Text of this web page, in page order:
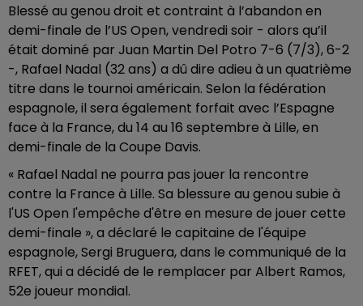
Blessé au genou droit et contraint à l’abandon en
demi-finale de l’US Open, vendredi soir - alors qu’il
était dominé par Juan Martin Del Potro 7-6 (7/3), 6-2
-, Rafael Nadal (32 ans) a dû dire adieu à un quatrième
titre dans le tournoi américain. Selon la fédération
espagnole, il sera également forfait avec l’Espagne
face à la France, du 14 au 16 septembre à Lille, en
demi-finale de la Coupe Davis.
« Rafael Nadal ne pourra pas jouer la rencontre
contre la France à Lille. Sa blessure au genou subie à
l'US Open l'empêche d'être en mesure de jouer cette
demi-finale », a déclaré le capitaine de l'équipe
espagnole, Sergi Bruguera, dans le communiqué de la
RFET, qui a décidé de le remplacer par Albert Ramos,
52e joueur mondial.